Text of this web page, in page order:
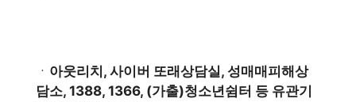
ㆍ 아웃리치, 사이버 또래상담실, 성매매피해상
담소, 1388, 1366, (가출)청소년쉼터 등 유관기